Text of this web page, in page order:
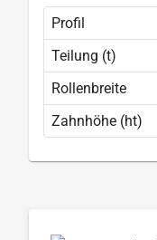
Profil
Teilung (t)
Rollenbreite
Zahnhöhe (ht)